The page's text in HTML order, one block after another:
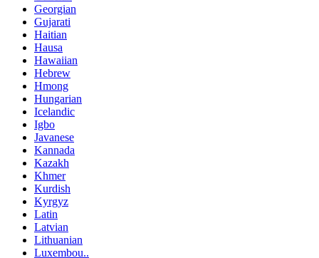
Georgian
Gujarati
Haitian
Hausa
Hawaiian
Hebrew
Hmong
Hungarian
Icelandic
Igbo
Javanese
Kannada
Kazakh
Khmer
Kurdish
Kyrgyz
Latin
Latvian
Lithuanian
Luxembou..